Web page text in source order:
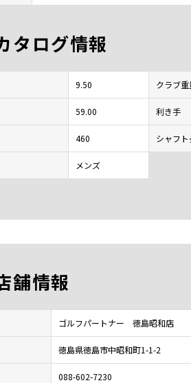
タログ情報
9.50 クラブ重
59.00 利き手
460 シャフ
メンズ
舗情報
ゴルフパートナー 徳島昭和店
徳島県徳島市中昭和町1-1-2
088-602-7230